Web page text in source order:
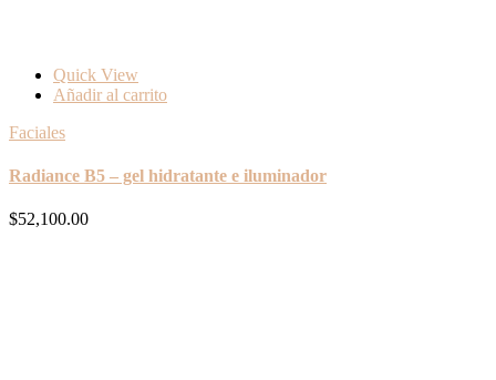
Quick View
Añadir al carrito
Faciales
Radiance B5 – gel hidratante e iluminador
$52,100.00